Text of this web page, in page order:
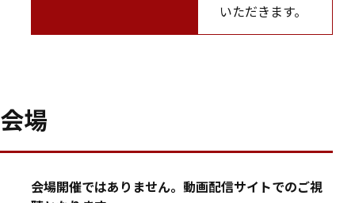
いただきます。
会場
会場開催ではありません。動画配信サイトでのご視